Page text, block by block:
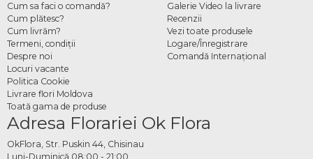
Cum sa faci o comandă?
Cum plătesc?
Cum livrăm?
Termeni, condiţii
Despre noi
Locuri vacante
Politica Cookie
Livrare flori Moldova
Toată gama de produse
Galerie Video la livrare
Recenzii
Vezi toate produsele
Logare/Înregistrare
Comandă Internațional
Adresa Florariei Ok Flora
OkFlora, Str. Puskin 44, Chisinau
Luni-Duminică 08:00 - 21:00